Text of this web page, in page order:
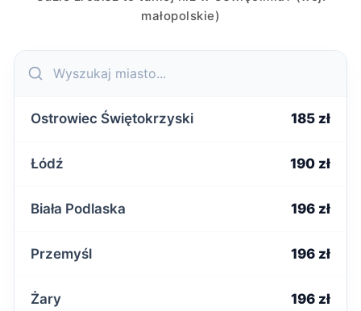
małopolskie)
Ostrowiec Świętokrzyski 185 zł
Łódź 190 zł
Biała Podlaska 196 zł
Przemyśl 196 zł
Żary 196 zł